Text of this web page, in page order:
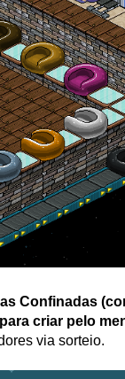
Confinadas
criar pelo
via sorteio.